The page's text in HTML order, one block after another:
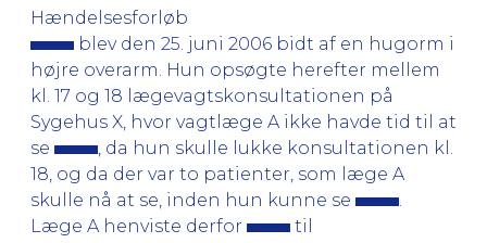
Hændelsesforløb
blev den 25. juni 2006 bidt af en hugorm i
højre overarm. Hun opsøgte herefter mellem
kl. 17 og 18 lægevagtskonsultationen på
Sygehus X, hvor vagtlæge A ikke havde tid til at
se
, da hun skulle lukke konsultationen kl.
18, og da der var to patienter, som læge A
skulle nå at se, inden hun kunne se
Læge A henviste derfor
til